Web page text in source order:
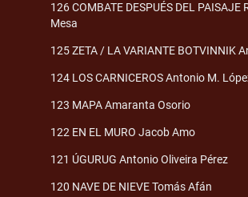
126 COMBATE DESPUÉS DEL
Mesa
125 ZETA / LA VARIANTE BOTVINNIK
124 LOS CARNICEROS Antonio M.
123 MAPA Amaranta Osorio
122 EN EL MURO Jacob Amo
121 ÚGURUG Antonio Oliveira Pérez
120 NAVE DE NIEVE Tomás Afán